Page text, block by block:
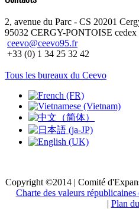
2, avenue du Parc - CS 20201
95032 CERGY-PONTOISE cedex
ceevo@ceevo95.fr
+33 (0) 1 34 25 32 42
Tous les bureaux du Ceevo
Copyright ©2014 | Comité
Charte des valeurs républicaines
| Plan